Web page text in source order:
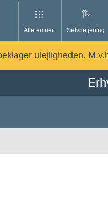
Alle emner Selvbetjening
ulejligheden.